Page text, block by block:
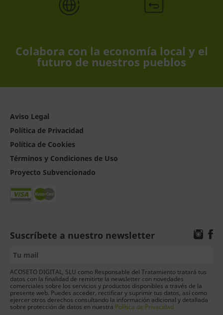
Colabora con la economía local y el
futuro de nuestros pueblos
Aviso Legal
Política de Privacidad
Política de Cookies
Términos y Condiciones de Uso
Proyecto Subvencionado
Suscríbete a nuestro newsletter
ACOSETO DIGITAL, SLU como Responsable del Tratamiento tratará tus
datos con la finalidad de remitirte la newsletter con novedades
comerciales sobre los servicios y productos disponibles a través de la
presente web. Puedes acceder, rectificar y suprimir tus datos, así como
ejercer otros derechos consultando la información adicional y detallada
sobre protección de datos en nuestra Política de Privacidad